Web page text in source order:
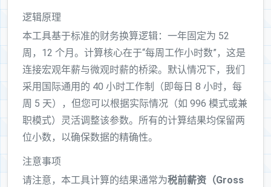
逻辑原理
本工具基于标准的财务换算逻辑：一年固定为 52
周，12 个月。计算核心在于“每周工作小时数”，这是
连接宏观年薪与微观时薪的桥梁。默认情况下，我们
采用国际通用的 40 小时工作制（即每日 8 小时，每
周 5 天），但您可以根据实际情况（如 996 模式或兼
职模式）灵活调整该参数。所有的计算结果均保留两
位小数，以确保数据的精确性。
注意事项
请注意，本工具计算的结果通常为税前薪资（Gross